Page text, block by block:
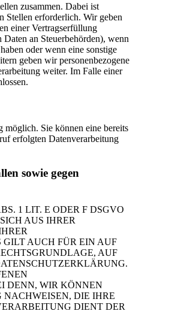
zusammen. Dabei ist
Stellen erforderlich. Wir geben
einer Vertragserfüllung
an Steuerbehörden), wenn
oder wenn eine sonstige
geben wir personenbezogene
weiter. Im Falle einer
Sie können eine bereits
erfolgten Datenverarbeitung
sowie gegen
1 LIT. E ODER F DSGVO
AUS IHRER
GILT AUCH FÜR EIN AUF
AUF
DENN, WIR KÖNNEN
DIE IHRE
DIENT DER